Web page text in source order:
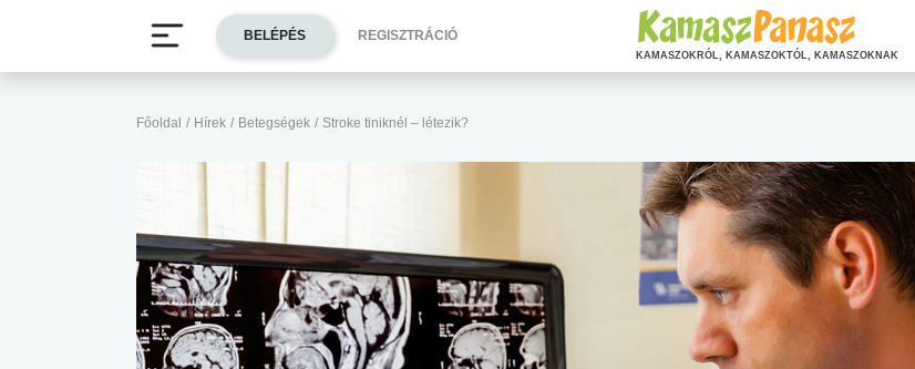
Főoldal / Hírek / Betegségek / Stroke tiniknél – létezik?
BELÉPÉS REGISZTRÁCIÓ
KAMASZOKRÓL, KAMASZOKTÓL, KAMASZOKNAK